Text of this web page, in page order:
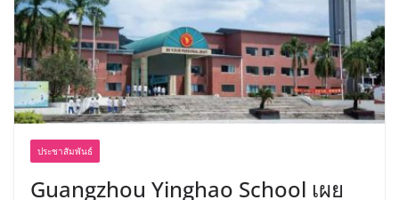
ประชาสัมพันธ์
Guangzhou Yinghao School เผย